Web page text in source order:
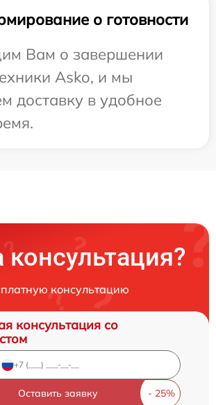
о готовности
Вам о завершении
Asko, и мы
доставку в удобное
консультацию
консультация со
Оставить заявку